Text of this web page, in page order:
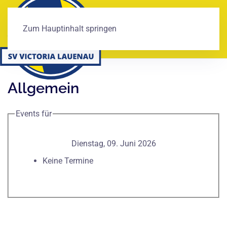
Zum Hauptinhalt springen
Allgemein
Events für
Dienstag, 09. Juni 2026
Keine Termine